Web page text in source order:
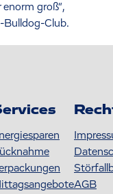
groß“,
Bulldog-Club.
AGB